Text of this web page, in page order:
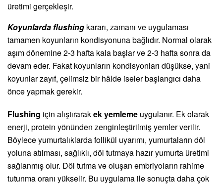
üretimi gerçekleşir.
Koyunlarda flushing kararı, zamanı ve uygulaması
tamamen koyunların kondisyonuna bağlıdır. Normal olarak
aşım dönemine 2-3 hafta kala başlar ve 2-3 hafta sonra da
devam eder. Fakat koyunların kondisyonları düşükse, yani
koyunlar zayıf, çelimsiz bir hâlde iseler başlangıcı daha
önce yapmak gerekir.
Flushing için alıştırarakek yemleme uygulanır. Ek olarak
enerji, protein yönünden zenginleştirilmiş yemler verilir.
Böylece yumurtalıklarda follikül uyarımı, yumurtaların döl
yoluna atılması, sağlıklı, döl tutmaya hazır yumurta üretimi
sağlanmış olur. Döl tutma ve oluşan embriyoların rahime
tutunma oranı yükselir. Bu uygulama ile sonuçta daha çok